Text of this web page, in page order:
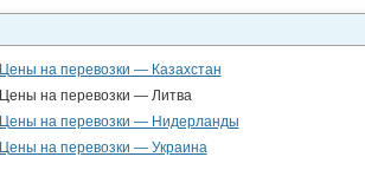
Цены на перевозки — Казахстан
Цены на перевозки — Литва
Цены на перевозки — Нидерланды
Цены на перевозки — Украина